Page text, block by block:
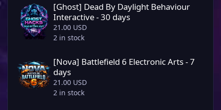
[Ghost] Dead By Daylight Behaviour
Interactive - 30 days
21.00 USD
2 in stock
[Nova] Battlefield 6 Electronic Arts - 7
days
21.00 USD
2 in stock